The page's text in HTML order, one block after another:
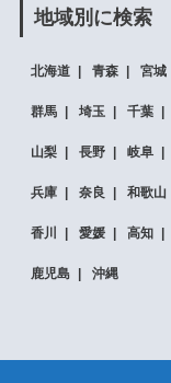
地域別に検索
北海道 青森 宮城
群馬 埼玉 千葉
山梨 長野 岐阜
兵庫 奈良 和歌山
香川 愛媛 高知
鹿児島 沖縄